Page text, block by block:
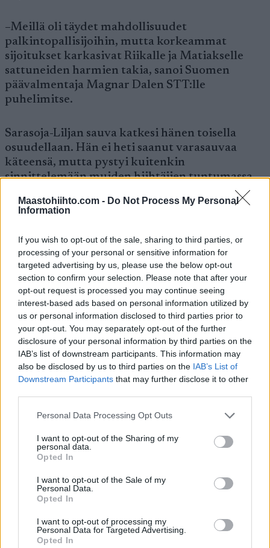
Maastohiihto.com - Do Not Process My Personal
Information
If you wish to opt-out of the sale, sharing to third parties, or
processing of your personal or sensitive information for
targeted advertising by us, please use the below opt-out
section to confirm your selection. Please note that after your
opt-out request is processed you may continue seeing
interest-based ads based on personal information utilized by
us or personal information disclosed to third parties prior to
your opt-out. You may separately opt-out of the further
disclosure of your personal information by third parties on the
IAB’s list of downstream participants. This information may
also be disclosed by us to third parties on the IAB’s List of
Downstream Participants that may further disclose it to other
Please note that this website/app uses one or more Google
not limited to your visit or usage behaviour. You may click to
grant or deny consent to Google and its third-party tags to
use your data for below specified purposes in below Google
consent section.
Personal Data Processing Opt Outs
I want to opt-out of the Sharing of my
personal data.
Opted In
I want to opt-out of the Sale of my
Personal Data.
Opted In
I want to opt-out of processing my
Personal Data for Targeted Advertising.
Opted In
–Meillä oli täydet mahdollisuudet
palkintopallisijoihin, mutta korkeammat
sijoitukset karkasivat Riikalle ja Matiakselle
sattuneiden harmien takia, sanoi Suomen
päävalmentaja Magnar Dalen STT:lle
puhelimitse.
Sarasoja-Liljan sauva katkesi hänen toisella
osuudellaan. Hän ei heti saanut varasauvaa
käteensä, mutta pystyi kuitenkin
sinnittelemään muiden hiihtäjien tuntumassa.
Strandvall puolestaan kompuroi päätösosuuden
alussa. Strandvallin vauhti tyssäsi, mutta hän
Dalen: Liikaa kaatumisia
Naisten kilpailun voitti ruotsalaiskaksikko
Hanna Brodin/Ida Ingemarsdotter. Toiseksi
sijoittui Yhdysvallat ja kolmannen sijan vei
Kanada. Kyllönen ja Sarasoja-Lilja jäivät kärjestä
2,1 sekuntia.
Miesten kilvassa voiton ottivat venäläiset
voittajajoukkueelle 2,3 sekuntia.
–Tämä oli ihan suhteellisen hyvä viikonloppu
asenteeseensa, Dalen totesi.
Suomalaishiihtäjille viime aikoina sattuneet
kaatumiset ovat kuitenkin saaneet